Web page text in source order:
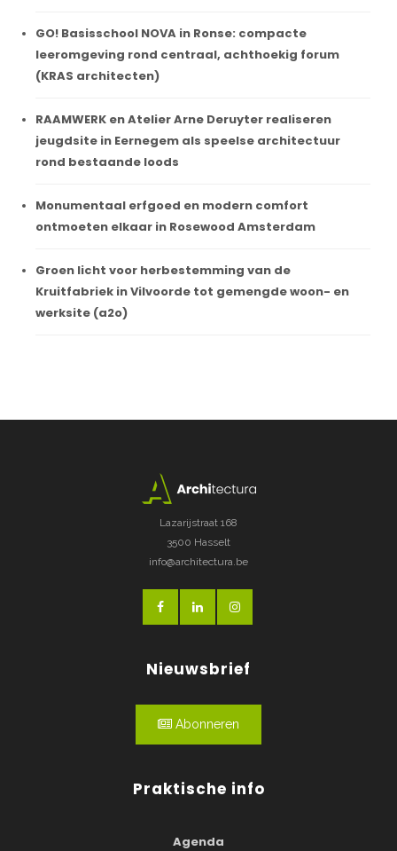
GO! Basisschool NOVA in Ronse: compacte
leeromgeving rond centraal, achthoekig forum
(KRAS architecten)
RAAMWERK en Atelier Arne Deruyter realiseren
jeugdsite in Eernegem als speelse architectuur
rond bestaande loods
Monumentaal erfgoed en modern comfort
ontmoeten elkaar in Rosewood Amsterdam
Groen licht voor herbestemming van de
Kruitfabriek in Vilvoorde tot gemengde woon- en
werksite (a2o)
Lazarijstraat 168
3500 Hasselt
info@architectura.be
Nieuwsbrief
Abonneren
Praktische info
Agenda